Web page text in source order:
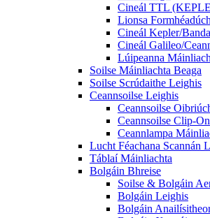
Cineál TTL
Lionsa
Cineál Kepler/
Cineál Galileo/
Lúipeanna
Soilse Máinliachta Beaga
Soilse Scrúdaithe Leighis
Ceannsoilse Leighis
Ceannsoilse
Ceannsoilse Clip-On
Ceannlampa
Lucht Féachana Scannán
Táblaí Máinliachta
Bolgáin Bhreise
Soilse & Bolgáin
Bolgáin Leighis
Bolgáin